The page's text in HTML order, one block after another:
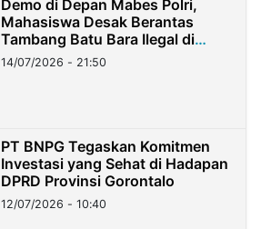
Demo di Depan Mabes Polri,
Mahasiswa Desak Berantas
Tambang Batu Bara Ilegal di
Lampung
14/07/2026 - 21:50
PT BNPG Tegaskan Komitmen
Investasi yang Sehat di Hadapan
DPRD Provinsi Gorontalo
12/07/2026 - 10:40